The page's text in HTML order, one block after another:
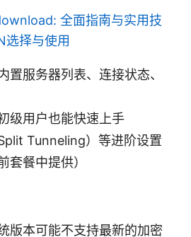
全面指南与实用技
选择与使用
置服务器列表、连接状态、
级用户也能快速上手
Tunneling）等进阶设置
套餐中提供）
版本可能不支持最新的加密